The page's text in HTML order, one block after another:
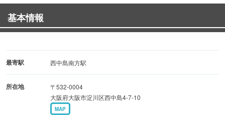
◆すし一はこんなお店
美味しいお酒と美味しいお寿司
当店は『適格請求書発行事業者』です
『インボイス制度』に関しまして、当店は『適格請求書発
基本情報
最寄駅 西中島南方駅
所在地
〒532-0004
大阪府大阪市淀川区西中島4-7-10
MAP